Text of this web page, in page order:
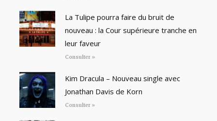
La Tulipe pourra faire du bruit de
nouveau : la Cour supérieure tranche en
leur faveur
Consulter »
Kim Dracula – Nouveau single avec
Jonathan Davis de Korn
Consulter »